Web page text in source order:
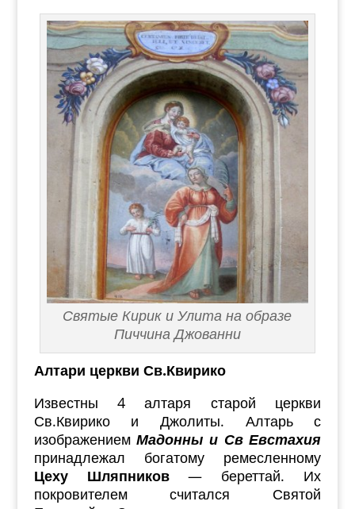
Святые Кирик и Улита на образе
Пиччина Джованни
Алтари церкви Св.Квирико
Известны 4 алтаря старой церкви
Св.Квирико и Джолиты. Алтарь с
изображениемМадонны и Св Евстахия
принадлежал богатому ремесленному
Цеху Шляпников— береттай. Их
покровителем считался Святой